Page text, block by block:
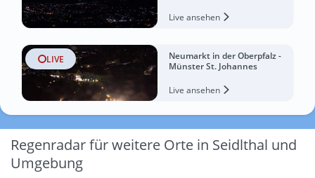
Live ansehen
LIVE
Neumarkt in der Oberpfalz -
Münster St. Johannes
Live ansehen
Regenradar für weitere Orte in Seidlthal und
Umgebung